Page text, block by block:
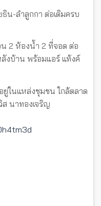
น-ลำลูกกา ต่อเติมครบ
2 ห้องน้ำ 2 ที่จอด ต่อ
ลังบ้าน พร้อมแอร์ แท้งค์
ยู่ในแหล่งชุมชน ใกล้ตลาด
ส นาทองเจริญ